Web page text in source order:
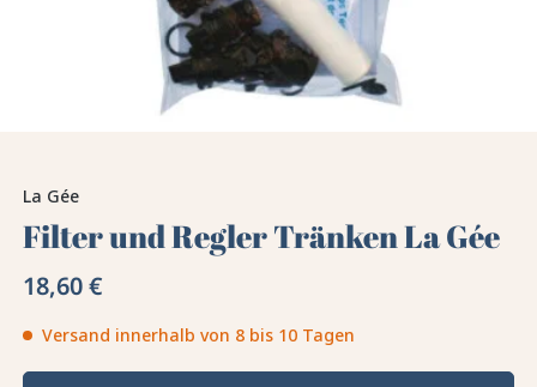
La Gée
Filter und Regler Tränken La Gée
18,60 €
Versand innerhalb von 8 bis 10 Tagen